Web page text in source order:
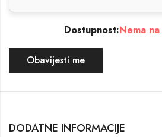
Dostupnost:Nema
Obavijesti me
DODATNE INFORMACIJE